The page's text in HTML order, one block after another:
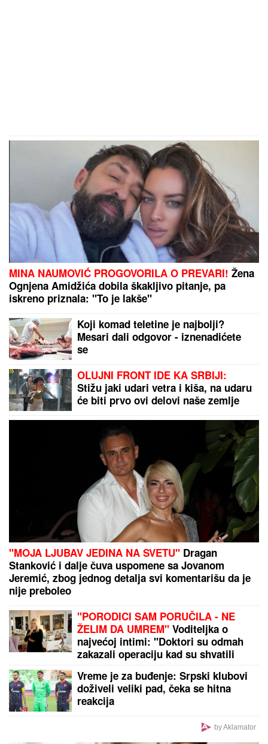
(FOTO) GORI KOMO!Devojka Bake Praseta zapalila
društvene mreže: Milena objavila vrele fotke iz
Italije, bujni dekolte u prvom planu
Bila je mega popularna, a onda
napustila estradu i zaposlila se u
vulkanizerskoj radnji: "Plata mi je
bila 500 maraka"